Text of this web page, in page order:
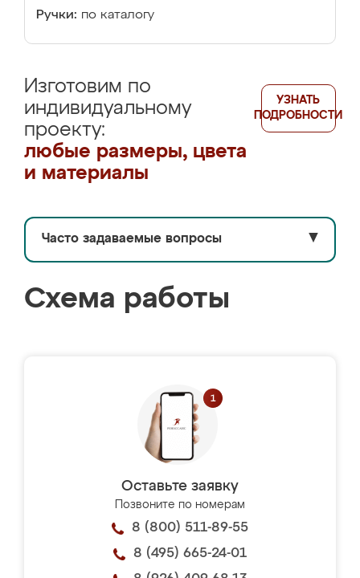
Ручки: по каталогу
Изготовим по
индивидуальному
проекту:
любые размеры, цвета
и материалы
УЗНАТЬ
ПОДРОБНОСТИ
Часто задаваемые вопросы ▼
Схема работы
Оставьте заявку
Позвоните по номерам
8 (800) 511-89-55
8 (495) 665-24-01